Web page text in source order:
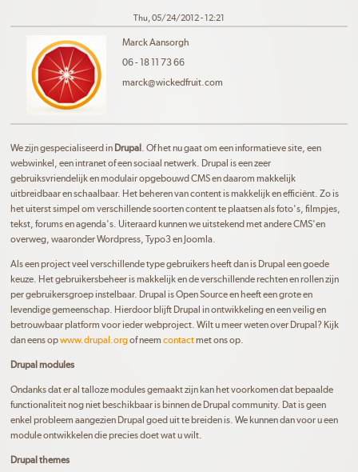
Thu, 05/24/2012 - 12:21
Marck Aansorgh
06 - 18 11 73 66
marck@wickedfruit.com
We zijn gespecialiseerd in Drupal . Of het nu gaat om een informatieve site, een
webwinkel, een intranet of een sociaal netwerk. Drupal is een zeer
gebruiksvriendelijk en modulair opgebouwd CMS en daarom makkelijk
uitbreidbaar en schaalbaar. Het beheren van content is makkelijk en efficiënt. Zo is
het uiterst simpel om verschillende soorten content te plaatsen als foto's, filmpjes,
tekst, forums en agenda's. Uiteraard kunnen we uitstekend met andere CMS'en
overweg, waaronder Wordpress, Typo3 en Joomla.
Als een project veel verschillende type gebruikers heeft dan is Drupal een goede
keuze. Het gebruikersbeheer is makkelijk en de verschillende rechten en rollen zijn
per gebruikersgroep instelbaar. Drupal is Open Source en heeft een grote en
levendige gemeenschap. Hierdoor blijft Drupal in ontwikkeling en een veilig en
betrouwbaar platform voor ieder webproject. Wilt u meer weten over Drupal? Kijk
dan eens opwww.drupal.orgof neemcontactmet ons op.
Drupal modules
Ondanks dat er al talloze modules gemaakt zijn kan het voorkomen dat bepaalde
functionaliteit nog niet beschikbaar is binnen de Drupal community. Dat is geen
enkel probleem aangezien Drupal goed uit te breiden is. We kunnen dan voor u een
module ontwikkelen die precies doet wat u wilt.
Drupal themes